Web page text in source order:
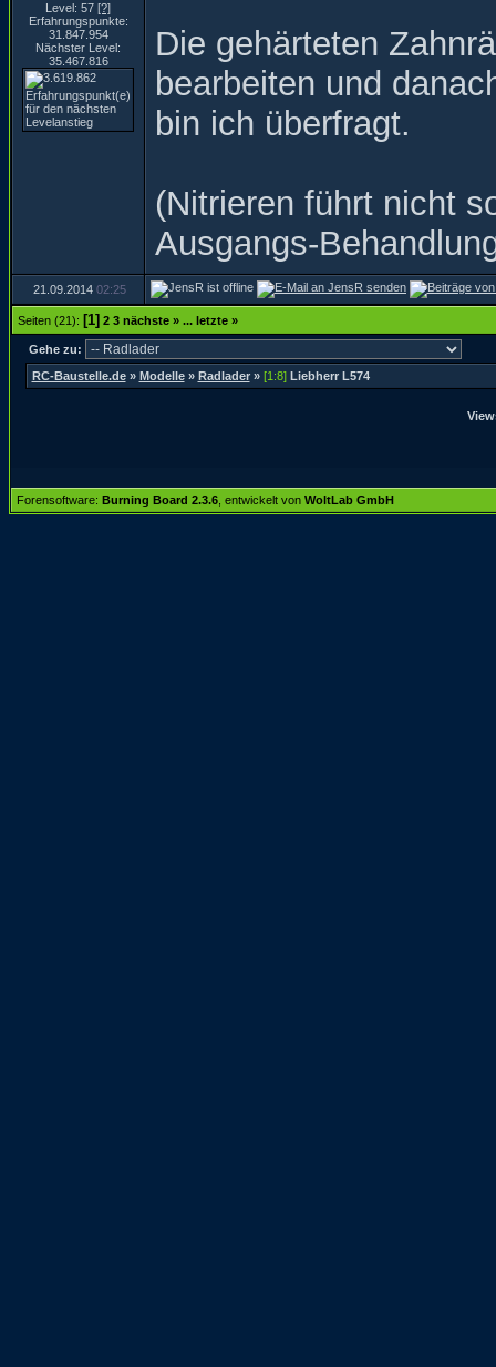
Level: 57 [?]
Erfahrungspunkte:
31.847.954
Nächster Level:
35.467.816
Die gehärteten
bearbeiten und
bin ich überfragt.
(Nitrieren führt nicht
Ausgangs-
21.09.2014 02:25
Seiten (21): [1] 2 3 nächste » ... letzte »
Gehe zu:
RC-Baustelle.de» Modelle» Radlader» [1:8] Liebherr L574
Forensoftware: Burning Board 2.3.6 , entwickelt von WoltLab GmbH